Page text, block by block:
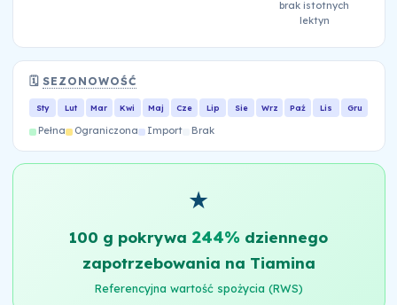
brak istotnych
lektyn
🗓️SEZONOWOŚĆ
Sty Lut Mar Kwi Maj Cze Lip Sie Wrz Paź Lis Gru
Pełna Ograniczona Import Brak
★
100 g pokrywa 244% dziennego
zapotrzebowania na Tiamina
Referencyjna wartość spożycia (RWS)